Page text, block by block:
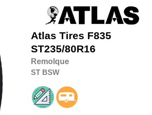
Atlas Tires F835
ST235/80R16
Remolque
ST BSW